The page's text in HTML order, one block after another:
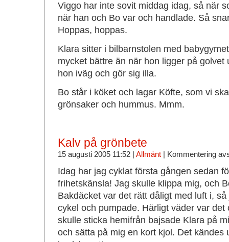
Viggo har inte sovit middag idag, så när
när han och Bo var och handlade. Så
Hoppas, hoppas.
Klara sitter i bilbarnstolen med
mycket bättre än när hon ligger på golvet
hon iväg och gör sig illa.
Bo står i köket och lagar Köfte, som vi
grönsaker och hummus. Mmm.
Kalv på grönbete
15 augusti 2005 11:52 | Allmänt| Kommentering
Idag har jag cyklat första gången sedan
frihetskänsla! Jag skulle klippa mig, och
Bakdäcket var det rätt dåligt med luft i,
cykel och pumpade. Härligt väder var det
skulle sticka hemifrån bajsade Klara på
och sätta på mig en kort kjol. Det kändes